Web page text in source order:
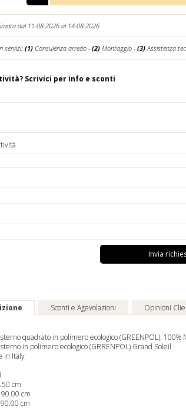
dal 11-08-2026 al 14-08-2026
servizi: (1) Consulenza arredo - (2) Montaggio - (3)Assistenza
Scrivici per info e sconti
Invia
Sconti e Agevolazioni Opinioni
quadrato in polimero ecologico (GREENPOL). 100%
in polimero ecologico (GRRENPOL) Grand Soleil
in Italy
cm
cm
cm